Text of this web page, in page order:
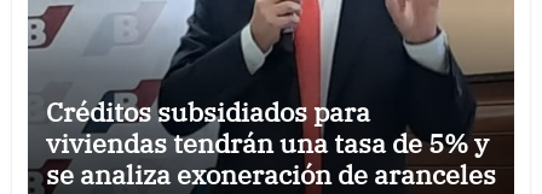
Créditos subsidiados para
viviendas tendrán una tasa de 5% y
se analiza exoneración de aranceles